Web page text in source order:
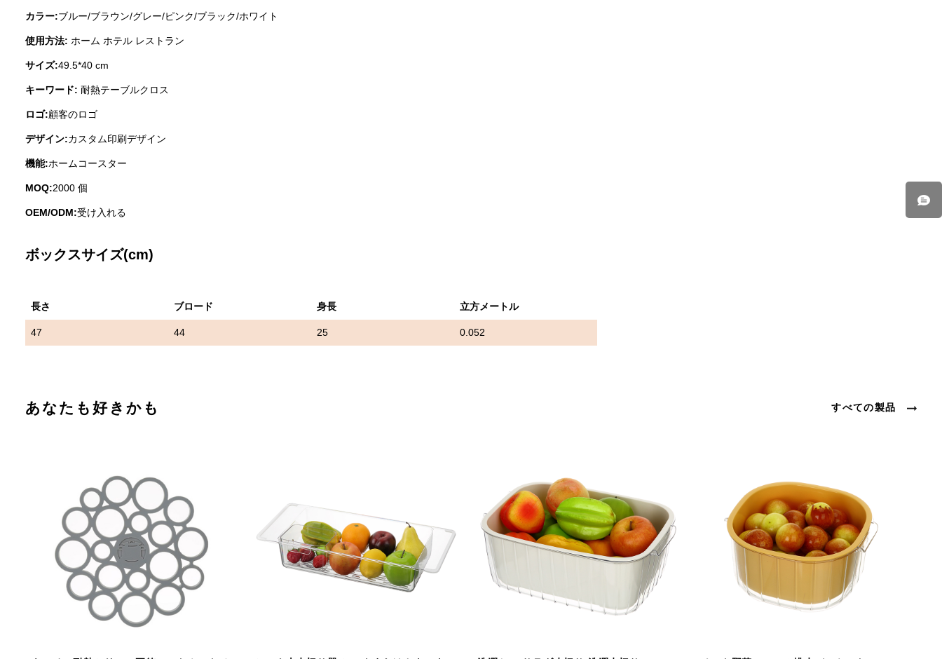
カラー:ブルー/ブラウン/グレー/ピンク/ブラック/ホワイト
使用方法: ホーム ホテル レストラン
サイズ:49.5*40 cm
キーワード: 耐熱テーブルクロス
ロゴ:顧客のロゴ
デザイン:カスタム印刷デザイン
機能:ホームコースター
MOQ:2000 個
OEM/ODM:受け入れる
ボックスサイズ(cm)
長さ ブロード 身長 立方メートル
47 44 25 0.052
あなたも好きかも すべての製品